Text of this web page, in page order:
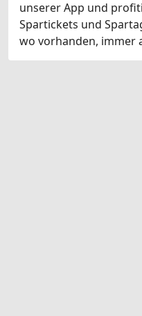
unserer App und
Spartickets und
wo vorhanden, immer